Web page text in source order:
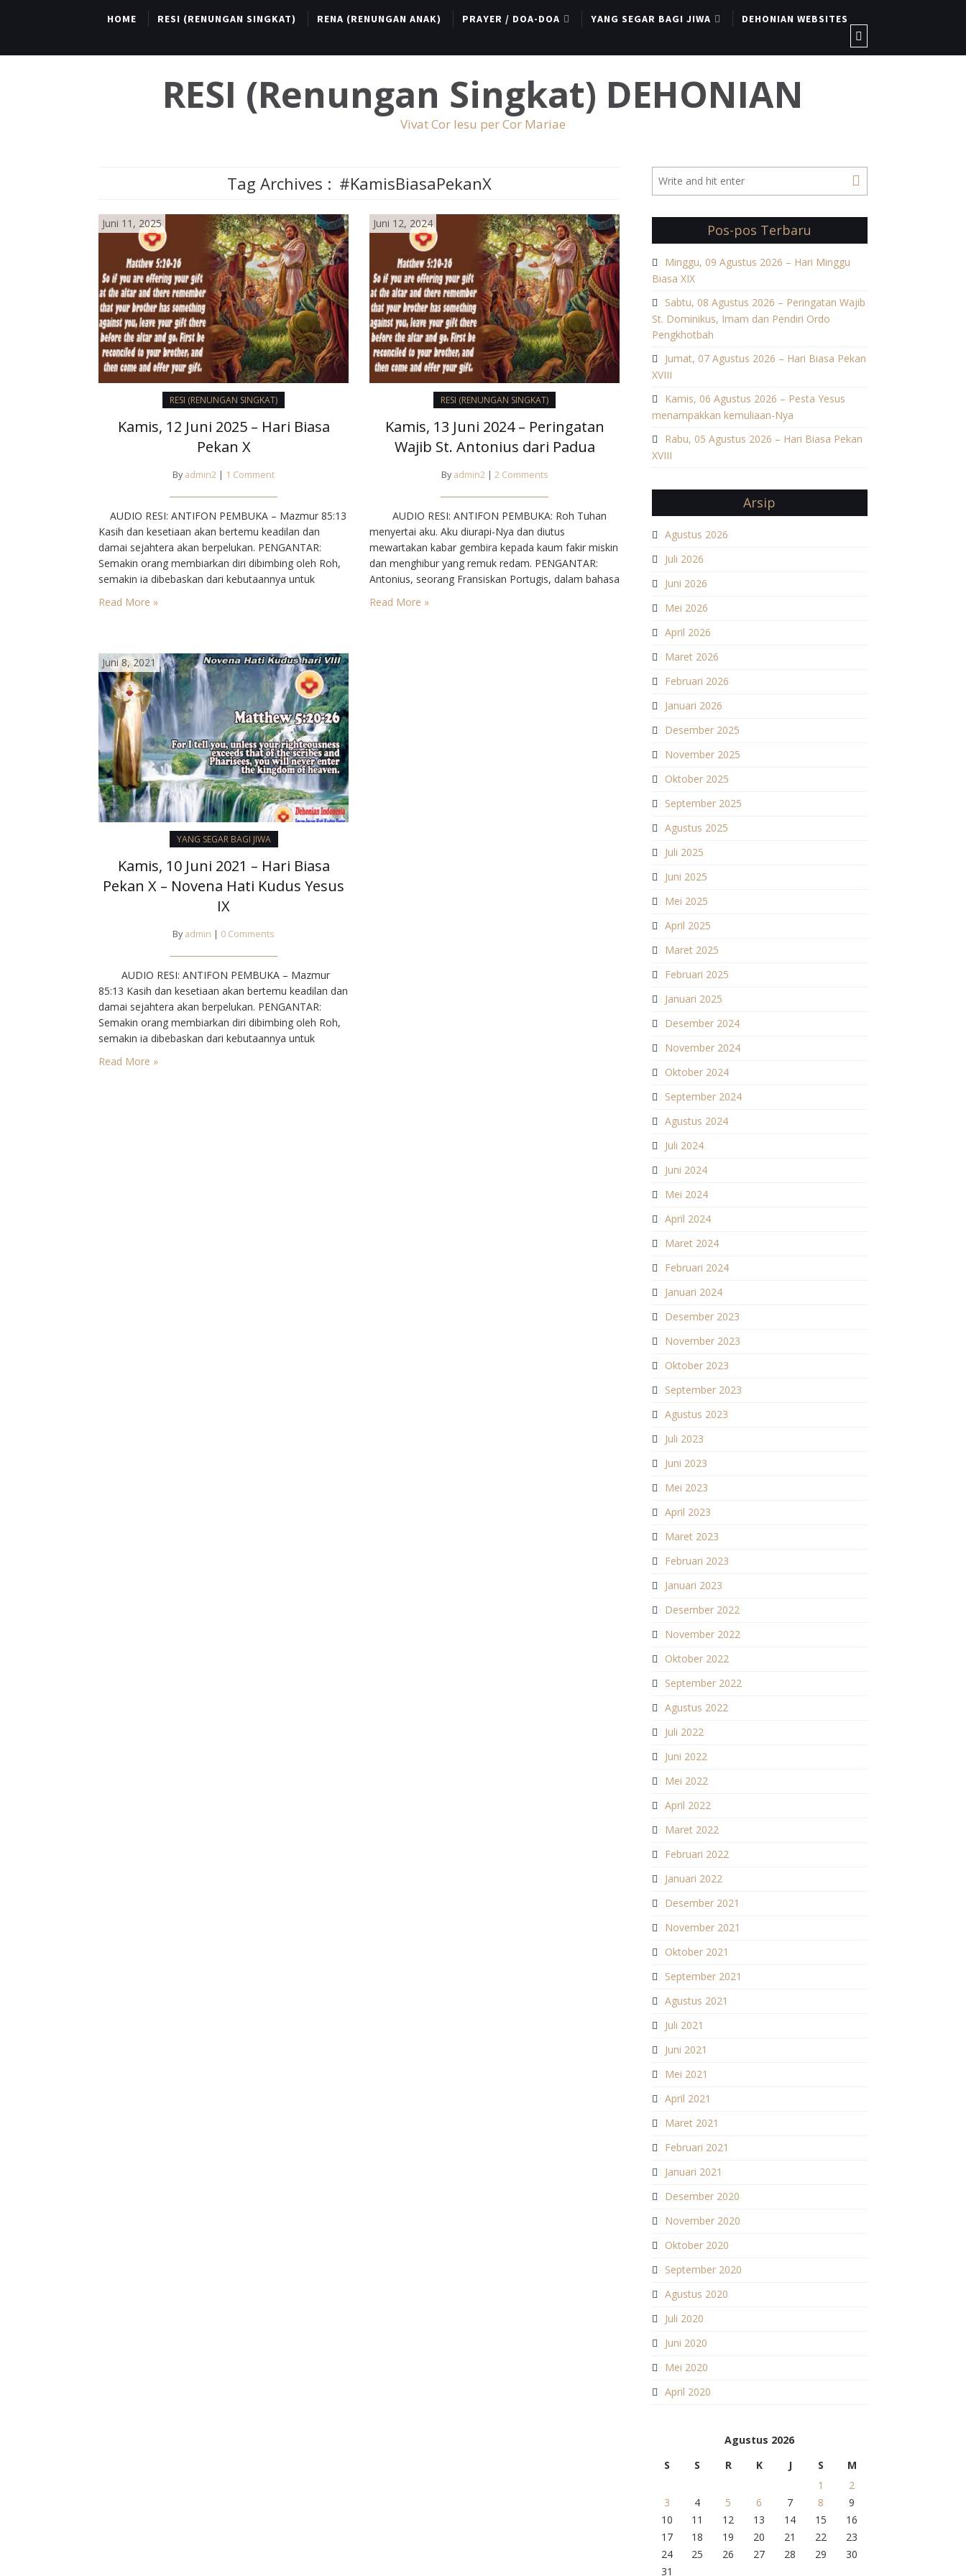
HOME RESI (RENUNGAN SINGKAT) RENA (RENUNGAN ANAK) PRAYER / DOA-DOA YANG SEGAR BAGI JIWA DEHONIAN WEBSITES
RESI (Renungan Singkat) DEHONIAN
Vivat Cor Iesu per Cor Mariae
Tag Archives : #KamisBiasaPekanX
Juni 11, 2025
RESI (RENUNGAN SINGKAT)
Kamis, 12 Juni 2025 – Hari Biasa
Pekan X
By admin2 | 1 Comment
AUDIO RESI: ANTIFON PEMBUKA – Mazmur 85:13
Kasih dan kesetiaan akan bertemu keadilan dan
damai sejahtera akan berpelukan. PENGANTAR:
Semakin orang membiarkan diri dibimbing oleh Roh,
semakin ia dibebaskan dari kebutaannya untuk
menemukan cahaya Injil. Maka tuntutan Yesus untuk
pengudusan menjadi lebih berat dari Perjanjian Lama.
Read More »
Juni 12, 2024
RESI (RENUNGAN SINGKAT)
Kamis, 13 Juni 2024 – Peringatan
Wajib St. Antonius dari Padua
By admin2 | 2 Comments
AUDIO RESI: ANTIFON PEMBUKA: Roh Tuhan
menyertai aku. Aku diurapi-Nya dan diutus
mewartakan kabar gembira kepada kaum fakir miskin
dan menghibur yang remuk redam. PENGANTAR:
Antonius, seorang Fransiskan Portugis, dalam bahasa
rakyat sering disebut sebagai “Penemu barang-
barang hilang”. Mungkin ada benarnya juga; selama
Read More »
Juni 8, 2021
YANG SEGAR BAGI JIWA
Kamis, 10 Juni 2021 – Hari Biasa
Pekan X – Novena Hati Kudus Yesus
IX
By admin | 0 Comments
AUDIO RESI: ANTIFON PEMBUKA – Mazmur
85:13 Kasih dan kesetiaan akan bertemu keadilan dan
damai sejahtera akan berpelukan. PENGANTAR:
Semakin orang membiarkan diri dibimbing oleh Roh,
semakin ia dibebaskan dari kebutaannya untuk
menemukan cahaya Injil. Maka tuntutan Yesus untuk
pengudusan menjadi lebih berat dari Perjanjian Lama.
Read More »
Pos-pos Terbaru
Minggu, 09 Agustus 2026 – Hari Minggu
Biasa XIX
Sabtu, 08 Agustus 2026 – Peringatan Wajib
St. Dominikus, Imam dan Pendiri Ordo
Pengkhotbah
Jumat, 07 Agustus 2026 – Hari Biasa Pekan
XVIII
Kamis, 06 Agustus 2026 – Pesta Yesus
menampakkan kemuliaan-Nya
Rabu, 05 Agustus 2026 – Hari Biasa Pekan
XVIII
Arsip
Agustus 2026
Juli 2026
Juni 2026
Mei 2026
April 2026
Maret 2026
Februari 2026
Januari 2026
Desember 2025
November 2025
Oktober 2025
September 2025
Agustus 2025
Juli 2025
Juni 2025
Mei 2025
April 2025
Maret 2025
Februari 2025
Januari 2025
Desember 2024
November 2024
Oktober 2024
September 2024
Agustus 2024
Juli 2024
Juni 2024
Mei 2024
April 2024
Maret 2024
Februari 2024
Januari 2024
Desember 2023
November 2023
Oktober 2023
September 2023
Agustus 2023
Juli 2023
Juni 2023
Mei 2023
April 2023
Maret 2023
Februari 2023
Januari 2023
Desember 2022
November 2022
Oktober 2022
September 2022
Agustus 2022
Juli 2022
Juni 2022
Mei 2022
April 2022
Maret 2022
Februari 2022
Januari 2022
Desember 2021
November 2021
Oktober 2021
September 2021
Agustus 2021
Juli 2021
Juni 2021
Mei 2021
April 2021
Maret 2021
Februari 2021
Januari 2021
Desember 2020
November 2020
Oktober 2020
September 2020
Agustus 2020
Juli 2020
Juni 2020
Mei 2020
April 2020
Agustus 2026
S
S R K J S
M
1
2
3
4 5 6 7 8
9
10
11 12 13 14 15
16
17
18 19 20 21 22
23
24
25 26 27 28 29
30
31